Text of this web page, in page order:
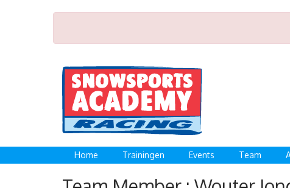
Home Trainingen Events Team